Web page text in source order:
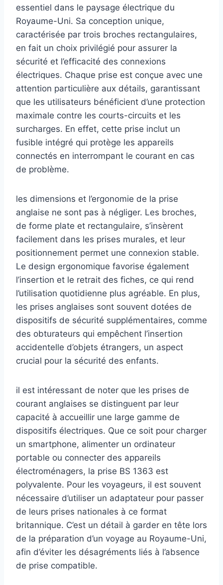
essentiel dans le paysage électrique du
Royaume-Uni. Sa conception unique,
caractérisée par trois broches rectangulaires,
en fait un choix privilégié pour assurer la
sécurité et l’efficacité des connexions
électriques. Chaque prise est conçue avec une
attention particulière aux détails, garantissant
que les utilisateurs bénéficient d’une protection
maximale contre les courts-circuits et les
surcharges. En effet, cette prise inclut un
fusible intégré qui protège les appareils
connectés en interrompant le courant en cas
de problème.
les dimensions et l’ergonomie de la prise
anglaise ne sont pas à négliger. Les broches,
de forme plate et rectangulaire, s’insèrent
facilement dans les prises murales, et leur
positionnement permet une connexion stable.
Le design ergonomique favorise également
l’insertion et le retrait des fiches, ce qui rend
l’utilisation quotidienne plus agréable. En plus,
les prises anglaises sont souvent dotées de
dispositifs de sécurité supplémentaires, comme
des obturateurs qui empêchent l’insertion
accidentelle d’objets étrangers, un aspect
crucial pour la sécurité des enfants.
il est intéressant de noter que les prises de
courant anglaises se distinguent par leur
capacité à accueillir une large gamme de
dispositifs électriques. Que ce soit pour charger
un smartphone, alimenter un ordinateur
portable ou connecter des appareils
électroménagers, la prise BS 1363 est
polyvalente. Pour les voyageurs, il est souvent
nécessaire d’utiliser un adaptateur pour passer
de leurs prises nationales à ce format
britannique. C’est un détail à garder en tête lors
de la préparation d’un voyage au Royaume-Uni,
afin d’éviter les désagréments liés à l’absence
de prise compatible.